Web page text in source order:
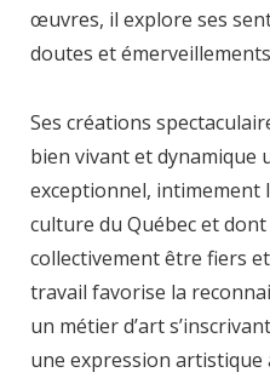
œuvres, il explore ses
doutes et
Ses créations
bien vivant et dynamique
exceptionnel, intimement
culture du Québec et
collectivement être fiers
travail favorise la
un métier d’art
une expression artistique